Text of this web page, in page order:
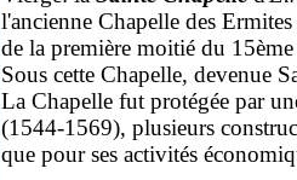
l'ancienne Chapelle des
de la première moitié du
Sous cette Chapelle, devenue
La Chapelle fut protégée par
(1544-1569), plusieurs
que pour ses activités